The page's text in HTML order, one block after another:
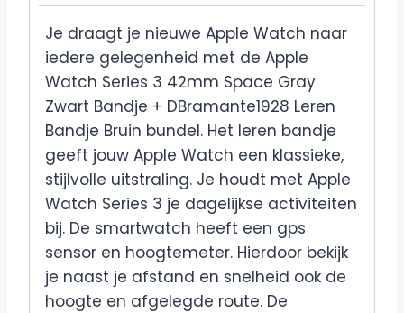
Je draagt je nieuwe Apple Watch naar
iedere gelegenheid met de Apple
Watch Series 3 42mm Space Gray
Zwart Bandje + DBramante1928 Leren
Bandje Bruin bundel. Het leren bandje
geeft jouw Apple Watch een klassieke,
stijlvolle uitstraling. Je houdt met Apple
Watch Series 3 je dagelijkse activiteiten
bij. De smartwatch heeft een gps
sensor en hoogtemeter. Hierdoor bekijk
je naast je afstand en snelheid ook de
hoogte en afgelegde route. De